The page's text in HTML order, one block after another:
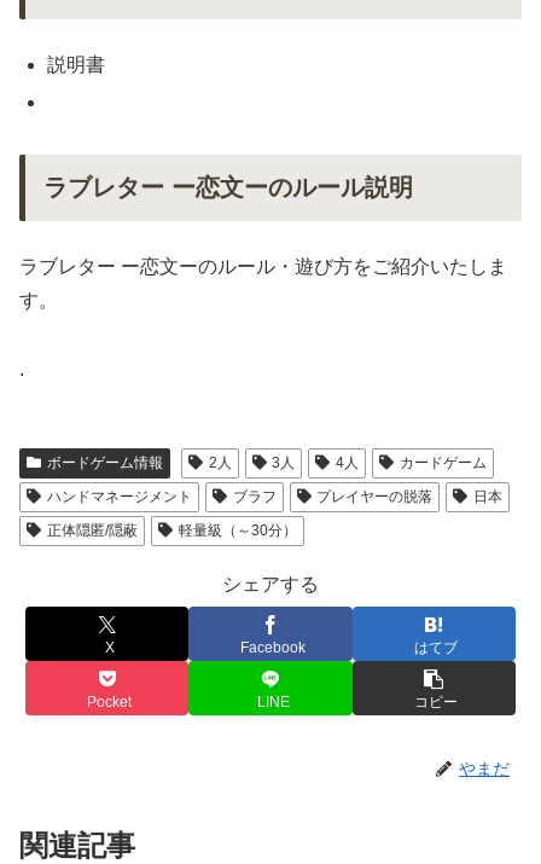
説明書
ラブレター ー恋文ーのルール説明
ラブレター ー恋文ーのルール・遊び方をご紹介いたしま
す。
.
ボードゲーム情報 2人 3人 4人
カードゲーム
ハンドマネージメント
ブラフ プレイヤーの脱落
日本
正体隠匿/隠蔽
軽量級（～30分）
シェアする
X Facebook はてブ
Pocket LINE コピー
やまだ
関連記事